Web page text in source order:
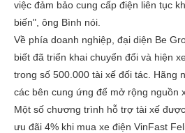
việc đảm bảo cung cấp điện liên tục
biến", ông Bình nói.
Về phía doanh nghiệp, đại diện Be
biết đã triển khai chuyển đổi và hiện
trong số 500.000 tài xế đối tác. Hãng
các bên cung ứng để mở rộng nguồn
Một số chương trình hỗ trợ tài xế
ưu đãi 4% khi mua xe điện VinFast